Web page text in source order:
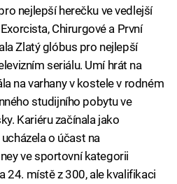
nejlepší herečku ve vedlejší
Chirurgové a První
Zlatý glóbus pro nejlepší
seriálu. Umí hrát na
na varhany v kostele v rodném
studijního pobytu ve
Kariéru začínala jako
o účast na
ve sportovní kategorii
24. místě z 300, ale kvalifikaci